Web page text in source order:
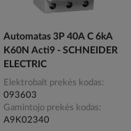
Automatas 3P 40A C 6kA
K60N Acti9 - SCHNEIDER
ELECTRIC
Elektrobalt prekės kodas
093603
Gamintojo prekės kodas
A9K02340